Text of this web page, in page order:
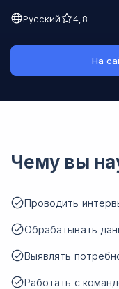
Русский 4,8
На
Чему вы
Проводить
Обрабатывать
Выявлять
Работать с